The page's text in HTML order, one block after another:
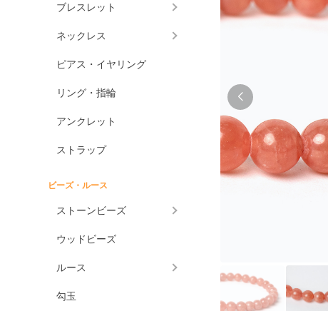
ブレスレット
ネックレス
ピアス・イヤリング
リング・指輪
アンクレット
ストラップ
ビーズ・ルース
ストーンビーズ
ウッドビーズ
ルース
勾玉